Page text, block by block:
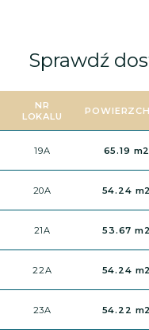
Sprawdź
NR
LOKALU
19A 65.19 m2
20A 54.24 m2
21A 53.67 m2
22A 54.24 m2
23A 54.22 m2